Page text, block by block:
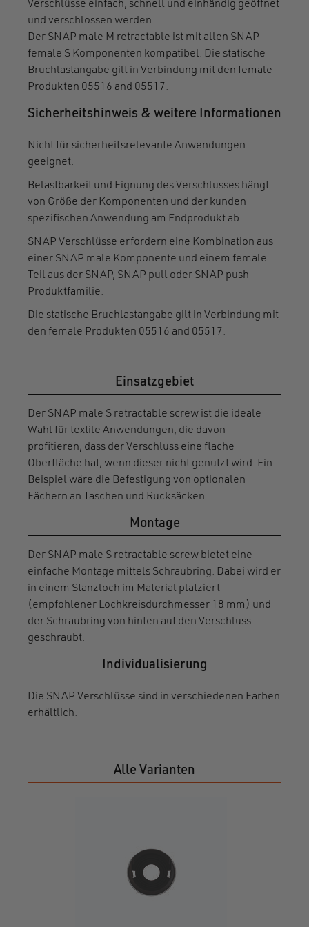
Verschlüsse einfach, schnell und einhändig geöffnet
und verschlossen werden.
Der SNAP male M retractable ist mit allen SNAP
female S Komponenten kompatibel. Die statische
Bruchlastangabe gilt in Verbindung mit den female
Produkten 05516 and 05517.
Sicherheitshinweis & weitere Informationen
Nicht für sicherheitsrelevante Anwendungen
geeignet.
Belastbarkeit und Eignung des Verschlusses hängt
von Größe der Komponenten und der kunden-
spezifischen Anwendung am Endprodukt ab.
SNAP Verschlüsse erfordern eine Kombination aus
einer SNAP male Komponente und einem female
Teil aus der SNAP, SNAP pull oder SNAP push
Produktfamilie.
Die statische Bruchlastangabe gilt in Verbindung mit
den female Produkten 05516 and 05517.
Einsatzgebiet
Der SNAP male S retractable screw ist die ideale
Wahl für textile Anwendungen, die davon
profitieren, dass der Verschluss eine flache
Oberfläche hat, wenn dieser nicht genutzt wird. Ein
Beispiel wäre die Befestigung von optionalen
Fächern an Taschen und Rucksäcken.
Montage
Der SNAP male S retractable screw bietet eine
einfache Montage mittels Schraubring. Dabei wird er
in einem Stanzloch im Material platziert
(empfohlener Lochkreisdurchmesser 18 mm) und
der Schraubring von hinten auf den Verschluss
geschraubt.
Individualisierung
Die SNAP Verschlüsse sind in verschiedenen Farben
erhältlich.
Alle Varianten